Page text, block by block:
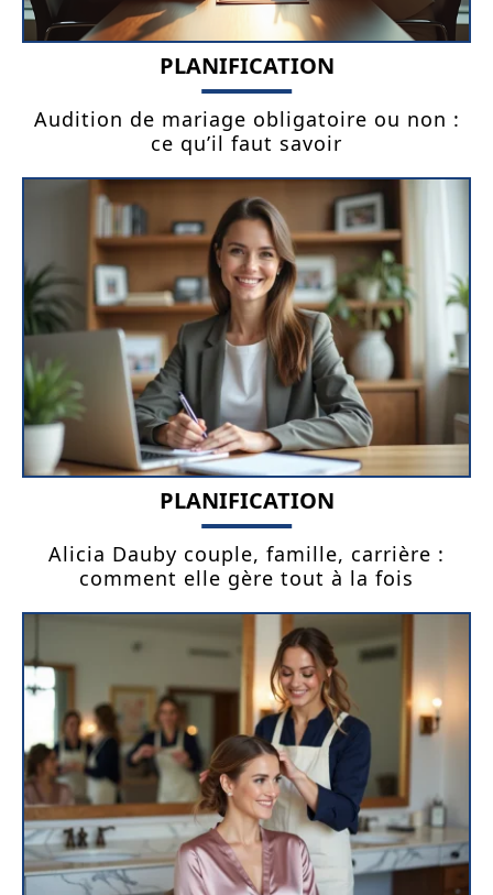
PLANIFICATION
Audition de mariage obligatoire ou non :
ce qu’il faut savoir
PLANIFICATION
Alicia Dauby couple, famille, carrière :
comment elle gère tout à la fois